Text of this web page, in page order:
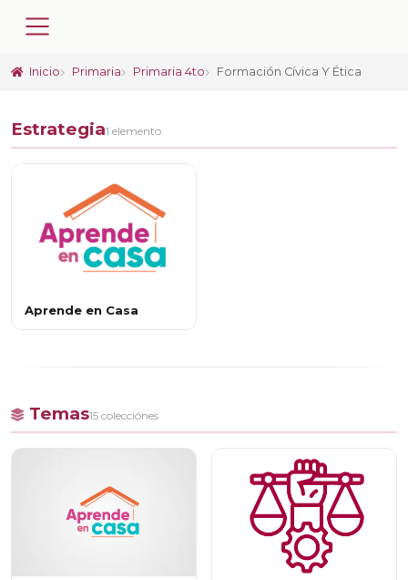
Inicio Primaria Primaria 4to Formación Cívica Y Ética
Estrategia1 elemento
Aprende en Casa
Temas15 colecciónes